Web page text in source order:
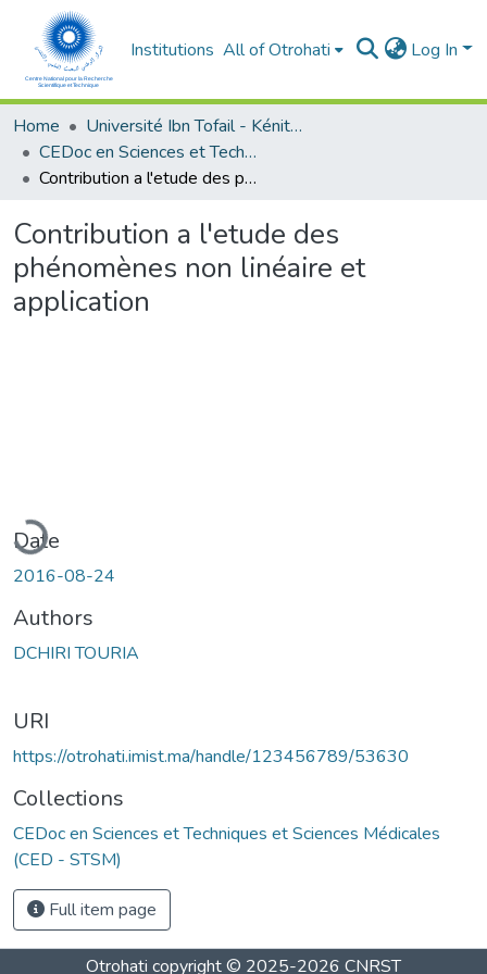
Institutions All of Otrohati Log In
Home
Université Ibn Tofail - Kénitra
CEDoc en Sciences et Techniques et Sciences Médicales (CED - STSM)
Contribution a l'etude des phénomènes non linéaire et application
Contribution a l'etude des
phénomènes non linéaire et
application
Date
2016-08-24
Authors
DCHIRI TOURIA
URI
https://otrohati.imist.ma/handle/123456789/53630
Collections
CEDoc en Sciences et Techniques et Sciences Médicales
(CED - STSM)
Full item page
Otrohati copyright © 2025-2026 CNRST